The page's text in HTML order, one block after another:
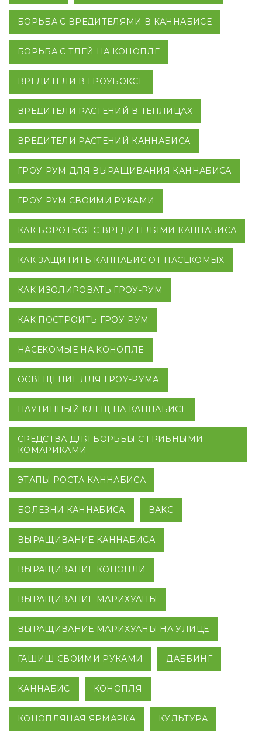
БОРЬБА С ВРЕДИТЕЛЯМИ В КАННАБИСЕ
БОРЬБА С ТЛЕЙ НА КОНОПЛЕ
ВРЕДИТЕЛИ В ГРОУБОКСЕ
ВРЕДИТЕЛИ РАСТЕНИЙ В ТЕПЛИЦАХ
ВРЕДИТЕЛИ РАСТЕНИЙ КАННАБИСА
ГРОУ-РУМ ДЛЯ ВЫРАЩИВАНИЯ КАННАБИСА
ГРОУ-РУМ СВОИМИ РУКАМИ
КАК БОРОТЬСЯ С ВРЕДИТЕЛЯМИ КАННАБИСА
КАК ЗАЩИТИТЬ КАННАБИС ОТ НАСЕКОМЫХ
КАК ИЗОЛИРОВАТЬ ГРОУ-РУМ
КАК ПОСТРОИТЬ ГРОУ-РУМ
НАСЕКОМЫЕ НА КОНОПЛЕ
ОСВЕЩЕНИЕ ДЛЯ ГРОУ-РУМА
ПАУТИННЫЙ КЛЕЩ НА КАННАБИСЕ
СРЕДСТВА ДЛЯ БОРЬБЫ С ГРИБНЫМИ
КОМАРИКАМИ
ЭТАПЫ РОСТА КАННАБИСА
БОЛЕЗНИ КАННАБИСА ВАКС
ВЫРАЩИВАНИЕ КАННАБИСА
ВЫРАЩИВАНИЕ КОНОПЛИ
ВЫРАЩИВАНИЕ МАРИХУАНЫ
ВЫРАЩИВАНИЕ МАРИХУАНЫ НА УЛИЦЕ
ГАШИШ СВОИМИ РУКАМИ ДАББИНГ
КАННАБИС КОНОПЛЯ
КОНОПЛЯНАЯ ЯРМАРКА КУЛЬТУРА